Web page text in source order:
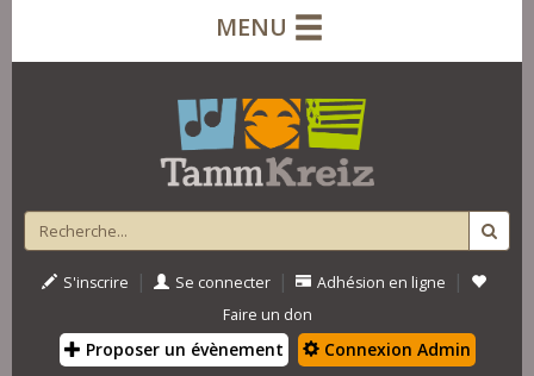
MENU
S'inscrire | Se connecter | Adhésion en ligne |
Faire un don
Proposer un évènement Connexion Admin